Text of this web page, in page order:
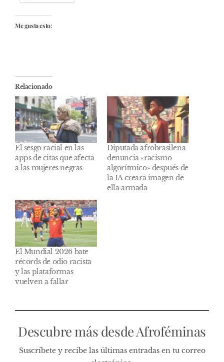
Me gusta esto:
Relacionado
El sesgo racial en las
apps de citas que afecta
a las mujeres negras
Diputada afrobrasileña
denuncia «racismo
algorítmico» después de
la IA creara imagen de
ella armada
El Mundial 2026 bate
récords de odio racista
y las plataformas
vuelven a fallar
Descubre más desde Afroféminas
Suscríbete y recibe las últimas entradas en tu correo